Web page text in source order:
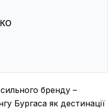
бренду –
Бургаса як дестинації